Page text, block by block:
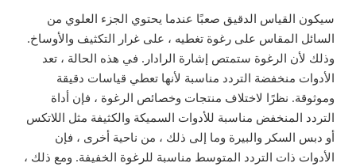
سيكون القياس الدقيق صعبًا عندما يحتوي الجزء العلوي من
السائل المقاس على رغوة تغطيه ، على غرار التكثيف والأوساخ.
وذلك لأن الرغوة ستمتص إشارة الرادار. في هذه الحالة ، تعد
الأدوات منخفضة التردد مناسبة لأنها تعطي قياسات دقيقة
وموثوقة. نظرًا لاختلاف منتجات وخصائص الرغوة ، فإن أداة
التردد المنخفض مناسبة للأدوات السميكة والكثيفة مثل اللاتكس
أو دبس السكر والبيرة وما إلى ذلك ، من ناحية أخرى ، فإن
الأدوات ذات التردد المتوسط مناسبة للرغوة الخفيفة. ومع ذلك ،